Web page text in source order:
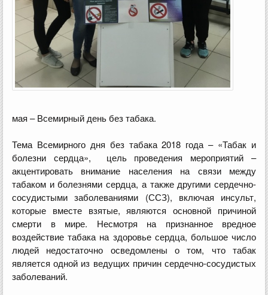
мая – Всемирный день без табака.
Тема Всемирного дня без табака 2018 года – «Табак и
болезни сердца», цель проведения мероприятий –
акцентировать внимание населения на связи между
табаком и болезнями сердца, а также другими сердечно-
сосудистыми заболеваниями (ССЗ), включая инсульт,
которые вместе взятые, являются основной причиной
смерти в мире. Несмотря на признанное вредное
воздействие табака на здоровье сердца, большое число
людей недостаточно осведомлены о том, что табак
является одной из ведущих причин сердечно-сосудистых
заболеваний.